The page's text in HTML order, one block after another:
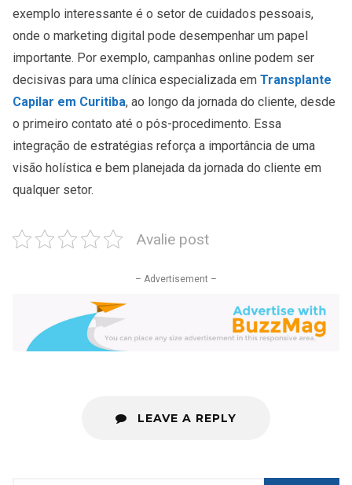
exemplo interessante é o setor de cuidados pessoais,
onde o marketing digital pode desempenhar um papel
importante. Por exemplo, campanhas online podem ser
decisivas para uma clínica especializada em Transplante
Capilar em Curitiba, ao longo da jornada do cliente, desde
o primeiro contato até o pós-procedimento. Essa
integração de estratégias reforça a importância de uma
visão holística e bem planejada da jornada do cliente em
qualquer setor.
Avalie post
– Advertisement –
LEAVE A REPLY